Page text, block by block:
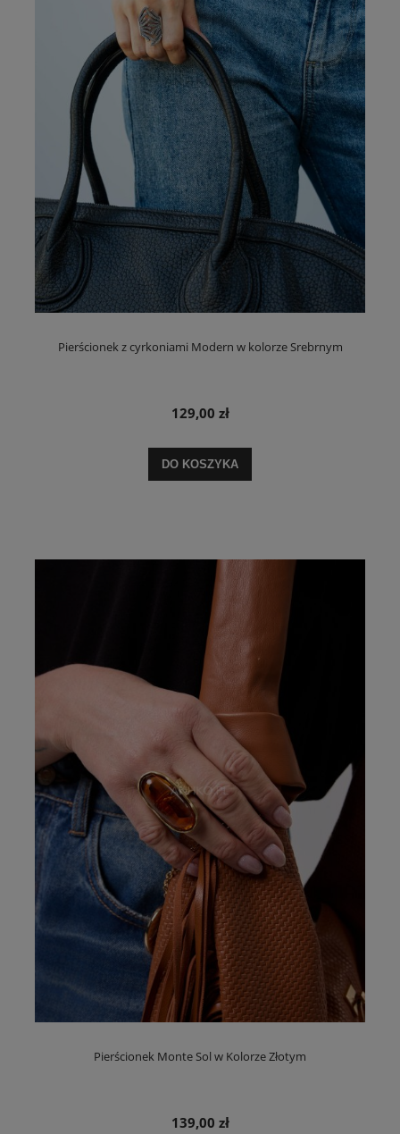
Pierścionek z cyrkoniami Modern w kolorze Srebrnym
129,00 zł
DO KOSZYKA
Pierścionek Monte Sol w Kolorze Złotym
139,00 zł